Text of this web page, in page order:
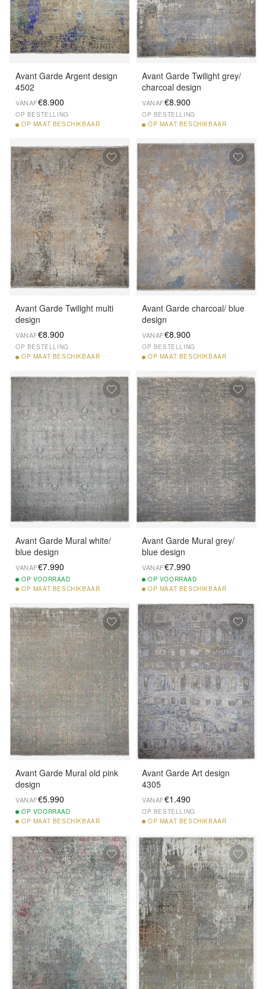
Avant Garde Argent design
4502
VANAF€8.900
OP BESTELLING
OP MAAT BESCHIKBAAR
Avant Garde Twilight grey/
charcoal design
VANAF€8.900
OP BESTELLING
OP MAAT BESCHIKBAAR
Avant Garde Twilight multi
design
VANAF€8.900
OP BESTELLING
OP MAAT BESCHIKBAAR
Avant Garde charcoal/ blue
design
VANAF€8.900
OP BESTELLING
OP MAAT BESCHIKBAAR
Avant Garde Mural white/
blue design
VANAF€7.990
OP VOORRAAD
OP MAAT BESCHIKBAAR
Avant Garde Mural grey/
blue design
VANAF€7.990
OP VOORRAAD
OP MAAT BESCHIKBAAR
Avant Garde Mural old pink
design
VANAF€5.990
OP VOORRAAD
OP MAAT BESCHIKBAAR
Avant Garde Art design
4305
VANAF€1.490
OP BESTELLING
OP MAAT BESCHIKBAAR